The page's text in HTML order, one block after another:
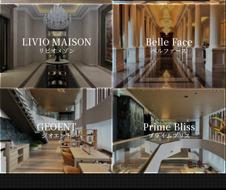
LIVIO MAISON
リビオメゾン
Belle Face
ベルファース
GEOENT
ジオエント
Prime Bliss
プライムブリス